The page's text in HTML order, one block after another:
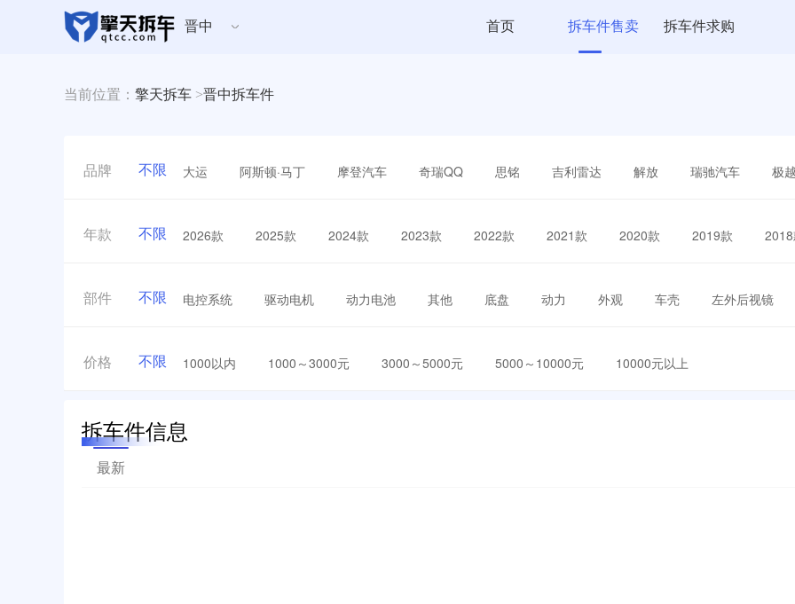
晋中 首页 拆车件售卖 拆车件求购
当前位置： 擎天拆车 >晋中拆车件
品牌 不限 大运 阿斯顿·马丁 摩登汽车 奇瑞QQ 思铭 吉利雷达 解放 瑞驰汽车 极
年款 不限 2026款 2025款 2024款 2023款 2022款 2021款 2020款 2019款
部件 不限 电控系统 驱动电机 动力电池 其他 底盘 动力 外观 车壳 左外后视镜
价格 不限 1000以内 1000～3000元 3000～5000元 5000～10000元 10000元以上
拆车件信息
最新